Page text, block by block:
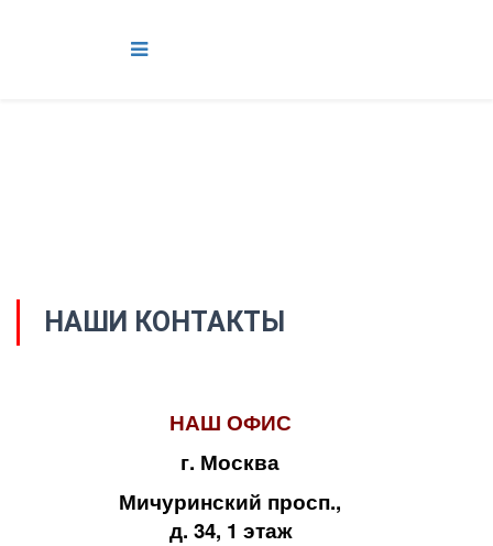
НАШИ КОНТАКТЫ
НАШ ОФИС
г. Москва
Мичуринский просп.,
д. 34, 1 этаж